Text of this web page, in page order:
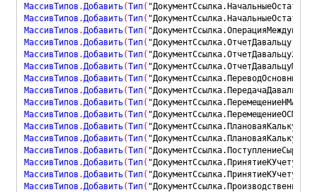
МассивТипов .Добавить(Тип(
МассивТипов .Добавить(Тип(
МассивТипов .Добавить(Тип(
МассивТипов .Добавить(Тип( "ДокументСсылка.ОтчетДавальцу"
МассивТипов .Добавить(Тип( "ДокументСсылка.ОтчетДавальцу2_5"
МассивТипов .Добавить(Тип(
МассивТипов .Добавить(Тип(
МассивТипов .Добавить(Тип( "ДокументСсылка.ПередачаДавальцу"
МассивТипов .Добавить(Тип(
МассивТипов .Добавить(Тип(
МассивТипов .Добавить(Тип(
МассивТипов .Добавить(Тип(
МассивТипов .Добавить(Тип(
МассивТипов .Добавить(Тип(
МассивТипов .Добавить(Тип(
МассивТипов .Добавить(Тип(